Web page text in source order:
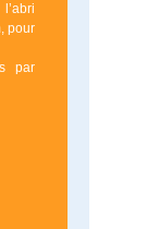
pour
par